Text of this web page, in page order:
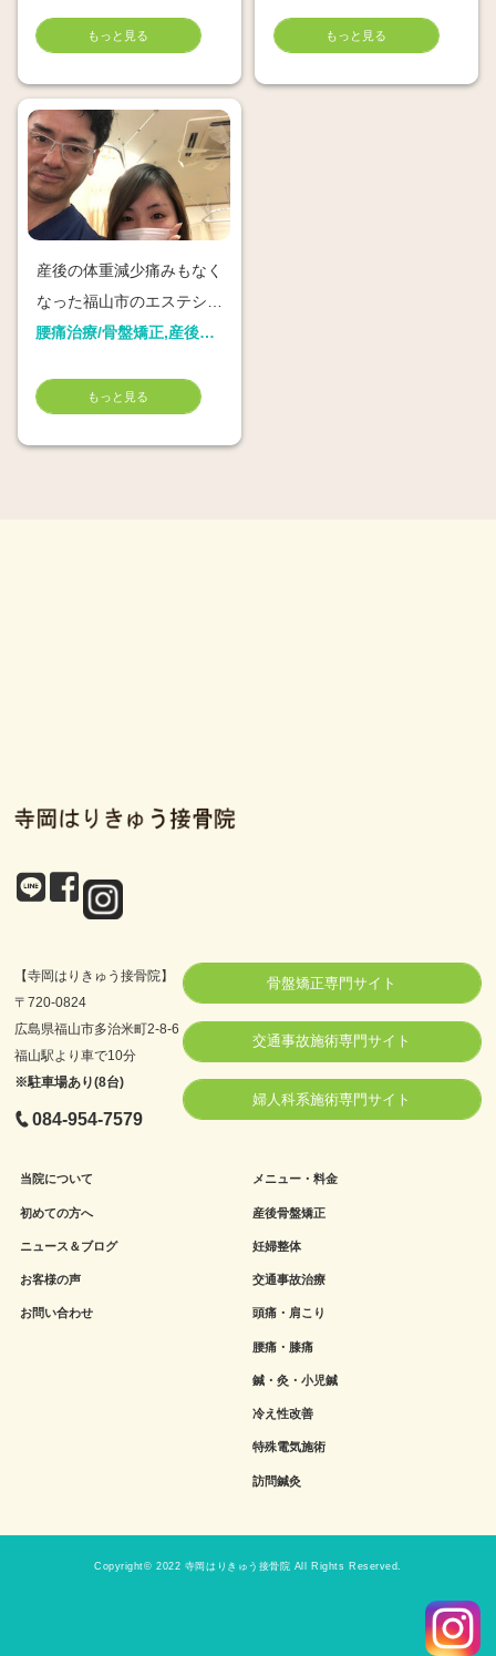
もっと見る もっと見る
産後の体重減少痛みもなく
なった福山市のエステシャ
ン
腰痛治療/骨盤矯正,産後骨盤矯正
もっと見る
【寺岡はりきゅう接骨院】
〒720-0824
広島県福山市多治米町2-8-6
福山駅より車で10分
※駐車場あり(8台)
084-954-7579
骨盤矯正専門サイト
交通事故施術専門サイト
婦人科系施術専門サイト
当院について
初めての方へ
ニュース＆ブログ
お客様の声
お問い合わせ
メニュー・料金
産後骨盤矯正
妊婦整体
交通事故治療
頭痛・肩こり
腰痛・膝痛
鍼・灸・小児鍼
冷え性改善
特殊電気施術
訪問鍼灸
Copyright© 2022 寺岡はりきゅう接骨院 All Rights Reserved.